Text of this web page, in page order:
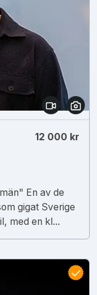
12 000 kr
En av de
gigat Sverige
med en kl...